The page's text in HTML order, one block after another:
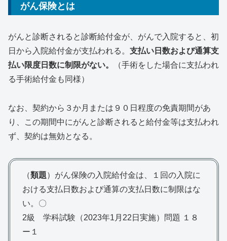
がん保険とは
がんと診断されると診断給付金が、がんで入院すると、初
日から入院給付金が支払われる。 支払い日数および通算支
払い限度日数に制限がない。
（手術をした場合に支払われ
る手術給付金も同様）
なお、契約から３か月または９０日程度の免責期間があ
り、この期間中にがんと診断されると給付金等は支払われ
ず、契約は無効となる。
（類題）がん保険の入院給付金は、１回の入院に
おける支払日数および通算の支払日数に制限はな
い。〇
2級 学科試験（2023年1月22日実施）問題 １８
ー１